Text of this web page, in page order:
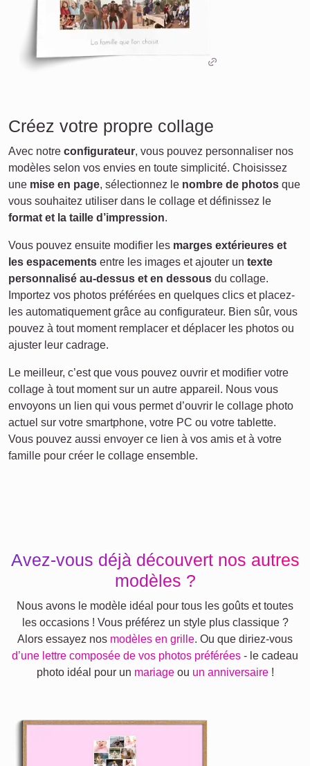
Créez votre propre collage
Avec notre configurateur, vous pouvez personnaliser nos
modèles selon vos envies en toute simplicité. Choisissez
une mise en page, sélectionnez le nombre de photos que
vous souhaitez utiliser dans le collage et définissez le
format et la taille d’impression.
Vous pouvez ensuite modifier les marges extérieures et
les espacements entre les images et ajouter un texte
personnalisé au-dessus et en dessous du collage.
Importez vos photos préférées en quelques clics et placez-
les automatiquement grâce au configurateur. Bien sûr, vous
pouvez à tout moment remplacer et déplacer les photos ou
ajuster leur cadrage.
Le meilleur, c’est que vous pouvez ouvrir et modifier votre
collage à tout moment sur un autre appareil. Nous vous
envoyons un lien qui vous permet d’ouvrir le collage photo
actuel sur votre smartphone, votre PC ou votre tablette.
Vous pouvez aussi envoyer ce lien à vos amis et à votre
famille pour créer le collage ensemble.
Avez-vous déjà découvert nos autres
modèles ?
Nous avons le modèle idéal pour tous les goûts et toutes
les occasions ! Vous préférez un style plus classique ?
Alors essayez nos modèles en grille. Ou que diriez-vous
d’une lettre composée de vos photos préférées - le cadeau
photo idéal pour un mariageou un anniversaire!